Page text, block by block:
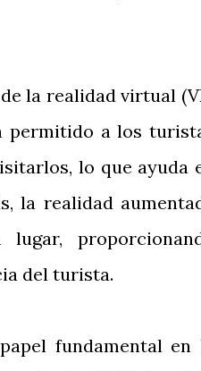
la realidad virtual
permitido a los
lo que ayuda
la realidad
del turista.
fundamental en